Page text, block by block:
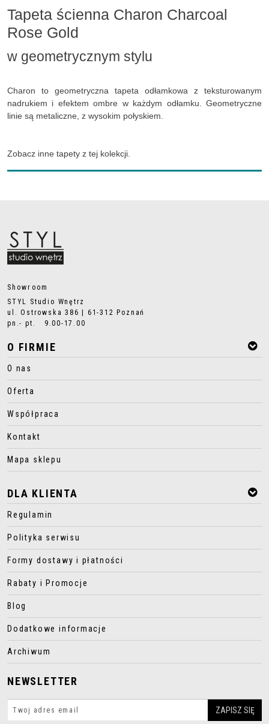
Tapeta ścienna Charon Charcoal
Rose Gold
w geometrycznym stylu
Charon to geometryczna tapeta odłamkowa z teksturowanym
nadrukiem i efektem ombre w każdym odłamku. Geometryczne
linie są metaliczne, z wysokim połyskiem.
Zobacz inne tapety z tej kolekcji.
Showroom
STYL Studio Wnętrz
ul. Ostrowska 386 | 61-312 Poznań
pn.- pt. 9.00-17.00
O FIRMIE
O nas
Oferta
Współpraca
Kontakt
Mapa sklepu
DLA KLIENTA
Regulamin
Polityka serwisu
Formy dostawy i płatności
Rabaty i Promocje
Blog
Dodatkowe informacje
Archiwum
NEWSLETTER